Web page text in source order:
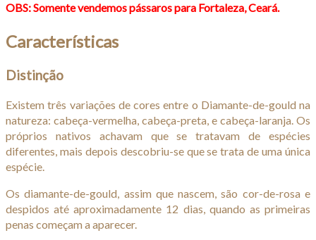
OBS: Somente vendemos pássaros para Fortaleza, Ceará.
Características
Distinção
Existem três variações de cores entre o Diamante-de-gould na
natureza: cabeça-vermelha, cabeça-preta, e cabeça-laranja. Os
próprios nativos achavam que se tratavam de espécies
diferentes, mais depois descobriu-se que se trata de uma única
espécie.
Os diamante-de-gould, assim que nascem, são cor-de-rosa e
despidos até aproximadamente 12 dias, quando as primeiras
penas começam a aparecer.